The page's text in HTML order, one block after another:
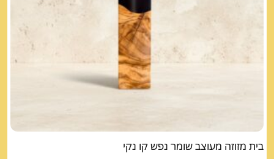
בית מזוזה מעוצב שומר נפש קו נקי